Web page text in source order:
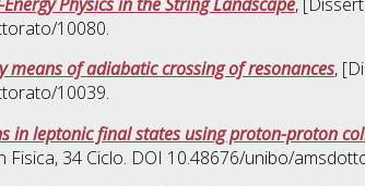
10080.
of adiabatic crossing of resonances,
10039.
in leptonic final states using proton-proton
Fisica, 34 Ciclo. DOI 10.48676/unibo/